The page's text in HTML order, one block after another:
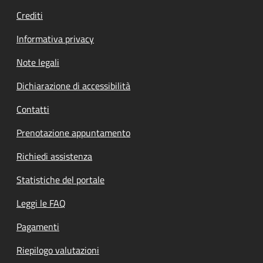
Crediti
Informativa privacy
Note legali
Dichiarazione di accessibilità
Contatti
Prenotazione appuntamento
Richiedi assistenza
Statistiche del portale
Leggi le FAQ
Pagamenti
Riepilogo valutazioni